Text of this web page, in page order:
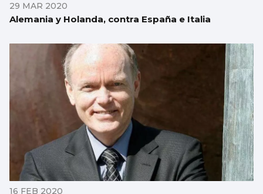
29 MAR 2020
Alemania y Holanda, contra España e Italia
16 FEB 2020